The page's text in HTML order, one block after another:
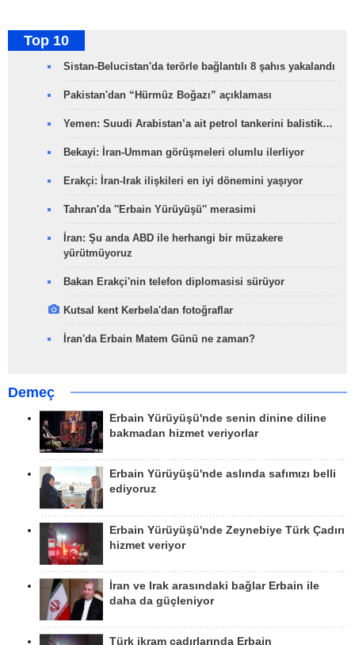
Top 10
Sistan-Belucistan'da terörle bağlantılı 8 şahıs yakalandı
Pakistan'dan “Hürmüz Boğazı” açıklaması
Yemen: Suudi Arabistan’a ait petrol tankerini balistik…
Bekayi: İran-Umman görüşmeleri olumlu ilerliyor
Erakçi: İran-Irak ilişkileri en iyi dönemini yaşıyor
Tahran'da ''Erbain Yürüyüşü'' merasimi
İran: Şu anda ABD ile herhangi bir müzakere
yürütmüyoruz
Bakan Erakçi'nin telefon diplomasisi sürüyor
Kutsal kent Kerbela'dan fotoğraflar
İran'da Erbain Matem Günü ne zaman?
Demeç
Erbain Yürüyüşü'nde senin dinine diline
bakmadan hizmet veriyorlar
Erbain Yürüyüşü'nde aslında safımızı belli
ediyoruz
Erbain Yürüyüşü'nde Zeynebiye Türk Çadırı
hizmet veriyor
İran ve Irak arasındaki bağlar Erbain ile
daha da güçleniyor
Türk ikram çadırlarında Erbain